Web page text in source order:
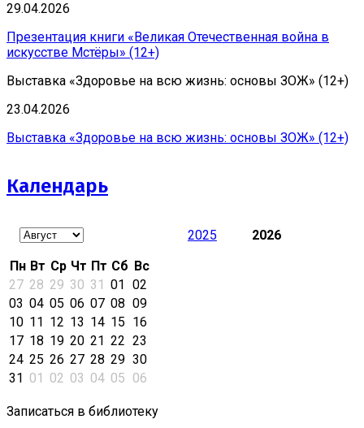
29.04.2026
Презентация книги «Великая Отечественная война в
искусстве Мстёры» (12+)
Выставка «Здоровье на всю жизнь: основы ЗОЖ» (12+)
23.04.2026
Выставка «Здоровье на всю жизнь: основы ЗОЖ» (12+)
Календарь
2025 2026
Пн Вт Ср Чт Пт Сб Вс
27 28 29 30 31 01 02
03 04 05 06 07 08 09
10 11 12 13 14 15 16
17 18 19 20 21 22 23
24 25 26 27 28 29 30
31 01 02 03 04 05 06
Записаться в библиотеку